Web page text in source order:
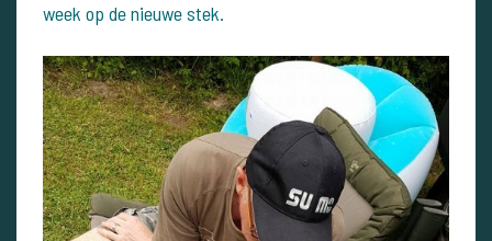
week op de nieuwe stek.